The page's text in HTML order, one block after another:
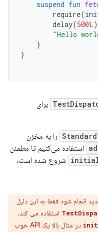
suspend fun
require(
delay(500L)
"Hello
}
}
برای
را به مخزن
استفاده می‌کنیم تا مطمئن
شروع شده است،
انجام شود فقط به این دلیل
استفاده می کند.
در مثال بالا یک API خوب